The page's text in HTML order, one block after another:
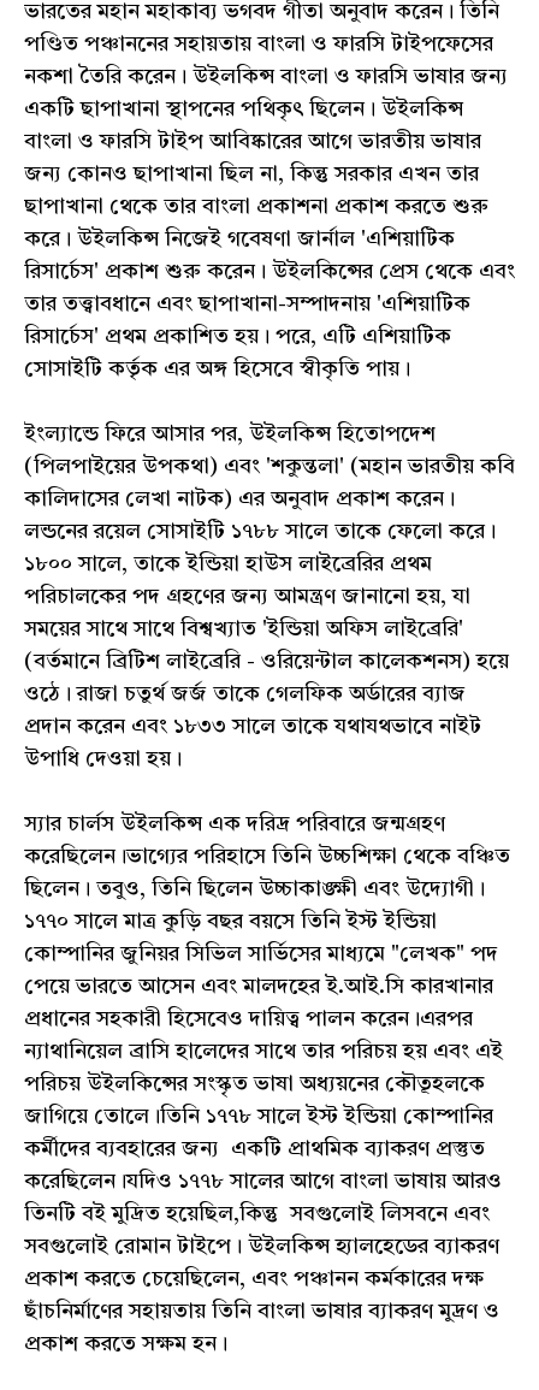
ভারতের মহান মহাকাব্য ভগবদ গীতা অনুবাদ করেন। তিনি
পণ্ডিত পঞ্চাননের সহায়তায় বাংলা ও ফারসি টাইপফেসের
নকশা তৈরি করেন। উইলকিন্স বাংলা ও ফারসি ভাষার জন্য
একটি ছাপাখানা স্থাপনের পথিকৃৎ ছিলেন। উইলকিন্স
বাংলা ও ফারসি টাইপ আবিষ্কারের আগে ভারতীয় ভাষার
জন্য কোনও ছাপাখানা ছিল না, কিন্তু সরকার এখন তার
ছাপাখানা থেকে তার বাংলা প্রকাশনা প্রকাশ করতে শুরু
করে। উইলকিন্স নিজেই গবেষণা জার্নাল 'এশিয়াটিক
রিসার্চেস' প্রকাশ শুরু করেন। উইলকিন্সের প্রেস থেকে এবং
তার তত্ত্বাবধানে এবং ছাপাখানা-সম্পাদনায় 'এশিয়াটিক
রিসার্চেস' প্রথম প্রকাশিত হয়। পরে, এটি এশিয়াটিক
সোসাইটি কর্তৃক এর অঙ্গ হিসেবে স্বীকৃতি পায়।
ইংল্যান্ডে ফিরে আসার পর, উইলকিন্স হিতোপদেশ
(পিলপাইয়ের উপকথা) এবং 'শকুন্তলা' (মহান ভারতীয় কবি
কালিদাসের লেখা নাটক) এর অনুবাদ প্রকাশ করেন।
লন্ডনের রয়েল সোসাইটি ১৭৮৮ সালে তাকে ফেলো করে।
১৮০০ সালে, তাকে ইন্ডিয়া হাউস লাইব্রেরির প্রথম
পরিচালকের পদ গ্রহণের জন্য আমন্ত্রণ জানানো হয়, যা
সময়ের সাথে সাথে বিশ্বখ্যাত 'ইন্ডিয়া অফিস লাইব্রেরি'
(বর্তমানে ব্রিটিশ লাইব্রেরি - ওরিয়েন্টাল কালেকশনস) হয়ে
ওঠে। রাজা চতুর্থ জর্জ তাকে গেলফিক অর্ডারের ব্যাজ
প্রদান করেন এবং ১৮৩৩ সালে তাকে যথাযথভাবে নাইট
উপাধি দেওয়া হয়।
স্যার চার্লস উইলকিন্স এক দরিদ্র পরিবারে জন্মগ্রহণ
করেছিলেন।ভাগ্যের পরিহাসে তিনি উচ্চশিক্ষা থেকে বঞ্চিত
ছিলেন। তবুও, তিনি ছিলেন উচ্চাকাঙ্ক্ষী এবং উদ্যোগী।
১৭৭০ সালে মাত্র কুড়ি বছর বয়সে তিনি ইস্ট ইন্ডিয়া
কোম্পানির জুনিয়র সিভিল সার্ভিসের মাধ্যমে "লেখক" পদ
পেয়ে ভারতে আসেন এবং মালদহের ই.আই.সি কারখানার
প্রধানের সহকারী হিসেবেও দায়িত্ব পালন করেন।এরপর
ন্যাথানিয়েল ব্রাসি হালেদের সাথে তার পরিচয় হয় এবং এই
পরিচয় উইলকিন্সের সংস্কৃত ভাষা অধ্যয়নের কৌতূহলকে
জাগিয়ে তোলে।তিনি ১৭৭৮ সালে ইস্ট ইন্ডিয়া কোম্পানির
কর্মীদের ব্যবহারের জন্য একটি প্রাথমিক ব্যাকরণ প্রস্তুত
করেছিলেন।যদিও ১৭৭৮ সালের আগে বাংলা ভাষায় আরও
তিনটি বই মুদ্রিত হয়েছিল,কিন্তু সবগুলোই লিসবনে এবং
সবগুলোই রোমান টাইপে। উইলকিন্স হ্যালহেডের ব্যাকরণ
প্রকাশ করতে চেয়েছিলেন, এবং পঞ্চানন কর্মকারের দক্ষ
ছাঁচনির্মাণের সহায়তায় তিনি বাংলা ভাষার ব্যাকরণ মুদ্রণ ও
প্রকাশ করতে সক্ষম হন।